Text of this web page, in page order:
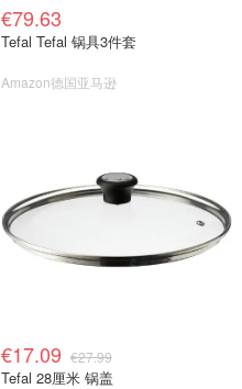
€79.63
Tefal Tefal 锅具3件套
Amazon德国亚马逊
€17.09 €27.99
Tefal 28厘米 锅盖